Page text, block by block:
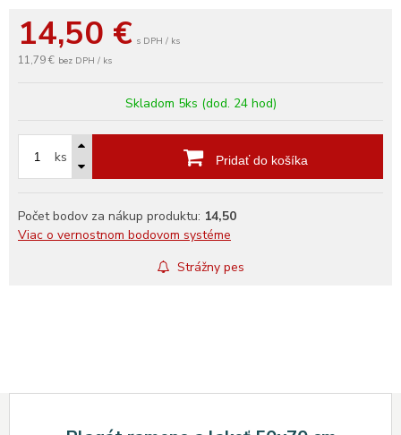
14,50 € s DPH / ks
11,79 € bez DPH / ks
Skladom 5ks (dod. 24 hod)
ks Pridať do košíka
Počet bodov za nákup produktu: 14,50
Viac o vernostnom bodovom systéme
Strážny pes